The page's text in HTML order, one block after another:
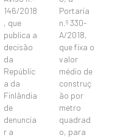
146/2018
, que
publica a
decisão
da
Repúblic
a da
Finlândia
de
denuncia
r a
Portaria
n.º 330-
A/2018,
que fixa o
valor
médio de
construç
ão por
metro
quadrad
o, para